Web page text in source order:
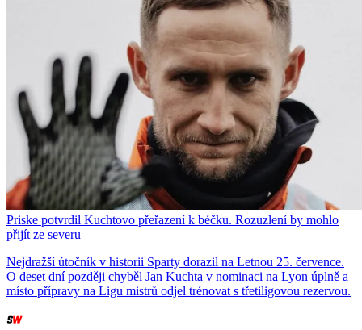
Priske potvrdil Kuchtovo přeřazení k béčku. Rozuzlení by mohlo
přijít ze severu
Nejdražší útočník v historii Sparty dorazil na Letnou 25. července.
O deset dní později chyběl Jan Kuchta v nominaci na Lyon úplně a
místo přípravy na Ligu mistrů odjel trénovat s třetiligovou rezervou.